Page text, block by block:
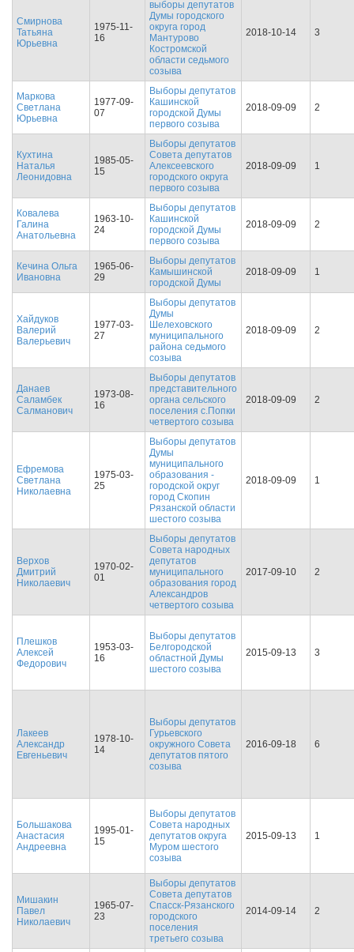
Смирнова
Татьяна
Юрьевна
1975-11-
16
выборы депутатов
Думы городского
округа город
Мантурово
Костромской
области седьмого
созыва
2018-10-14 3
Маркова
Светлана
Юрьевна
1977-09-
07
Выборы депутатов
Кашинской
городской Думы
первого созыва
2018-09-09 2
Кухтина
Наталья
Леонидовна
1985-05-
15
Выборы депутатов
Совета депутатов
Алексеевского
городского округа
первого созыва
2018-09-09 1
Ковалева
Галина
Анатольевна
1963-10-
24
Выборы депутатов
Кашинской
городской Думы
первого созыва
2018-09-09 2
Кечина Ольга
Ивановна
1965-06-
29
Выборы депутатов
Камышинской
городской Думы
2018-09-09 1
Хайдуков
Валерий
Валерьевич
1977-03-
27
Выборы депутатов
Думы
Шелеховского
муниципального
района седьмого
созыва
2018-09-09 2
Данаев
Саламбек
Салманович
1973-08-
16
Выборы депутатов
представительного
органа сельского
поселения с.Попки
четвертого созыва
2018-09-09 2
Ефремова
Светлана
Николаевна
1975-03-
25
Выборы депутатов
Думы
муниципального
образования -
городской округ
город Скопин
Рязанской области
шестого созыва
2018-09-09 1
Верхов
Дмитрий
Николаевич
1970-02-
01
Выборы депутатов
Совета народных
депутатов
муниципального
образования город
Александров
четвертого созыва
2017-09-10 2
Плешков
Алексей
Федорович
1953-03-
16
Выборы депутатов
Белгородской
областной Думы
шестого созыва
2015-09-13 3
Лакеев
Александр
Евгеньевич
1978-10-
14
Выборы депутатов
Гурьевского
окружного Совета
депутатов пятого
созыва
2016-09-18 6
Большакова
Анастасия
Андреевна
1995-01-
15
Выборы депутатов
Совета народных
депутатов округа
Муром шестого
созыва
2015-09-13 1
Мишакин
Павел
Николаевич
1965-07-
23
Выборы депутатов
Совета депутатов
Спасск-Рязанского
городского
поселения
третьего созыва
2014-09-14 2